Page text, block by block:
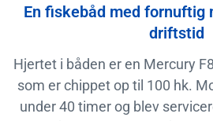
En fiskebåd med fornuftig
driftstid
Hjertet i båden er en Mercury
som er chippet op til 100 hk.
under 40 timer og blev